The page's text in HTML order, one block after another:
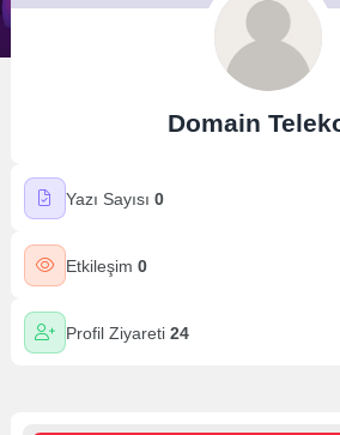
Domain
Yazı Sayısı 0
Etkileşim 0
Profil Ziyareti 24